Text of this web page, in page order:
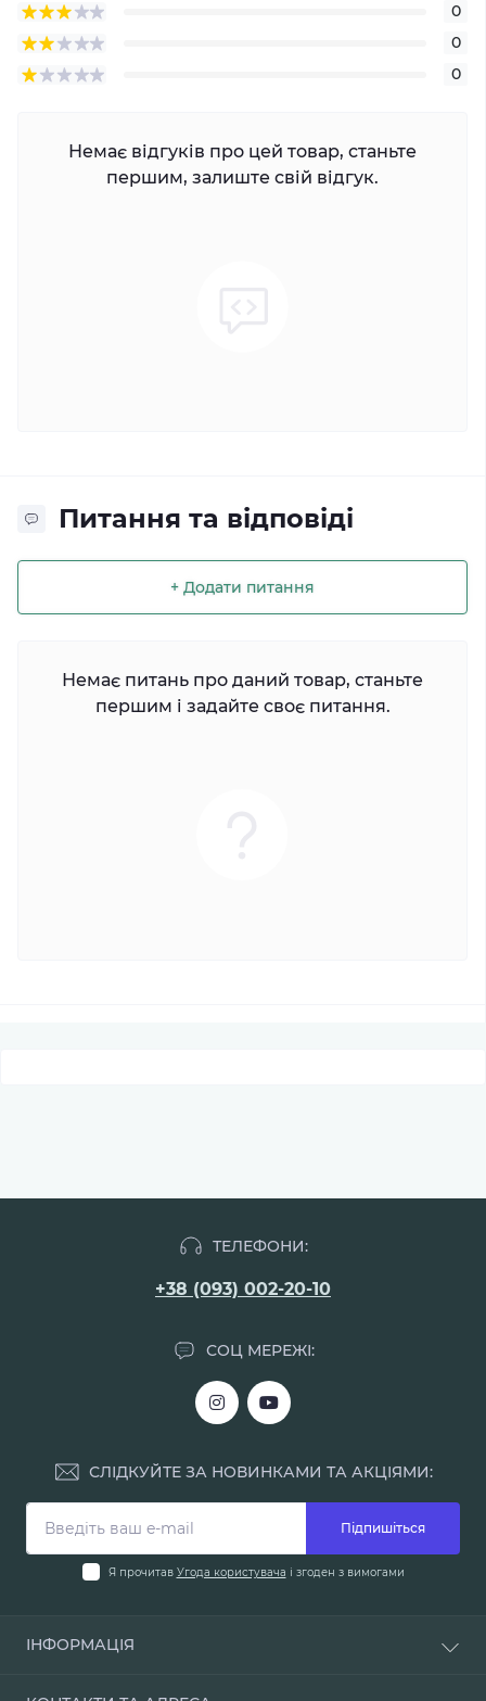
0
0
0
Немає відгуків про цей товар, станьте
першим, залиште свій відгук.
Питання та відповіді
+ Додати питання
Немає питань про даний товар, станьте
першим і задайте своє питання.
ТЕЛЕФОНИ:
+38 (093) 002-20-10
СОЦ МЕРЕЖІ:
СЛІДКУЙТЕ ЗА НОВИНКАМИ ТА АКЦІЯМИ:
Підпишіться
Я прочитав Угода користувача і згоден з вимогами
ІНФОРМАЦІЯ